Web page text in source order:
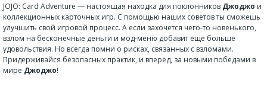
JOJO: Card Adventure — настоящая находка для поклонников Джоджо и
коллекционных карточных игр. С помощью наших советов ты сможешь
улучшить свой игровой процесс. А если захочется чего-то новенького,
взлом на бесконечные деньги и мод-меню добавит еще больше
удовольствия. Но всегда помни о рисках, связанных с взломами.
Придерживайся безопасных практик, и вперед, за новыми победами в
мире Джоджо!